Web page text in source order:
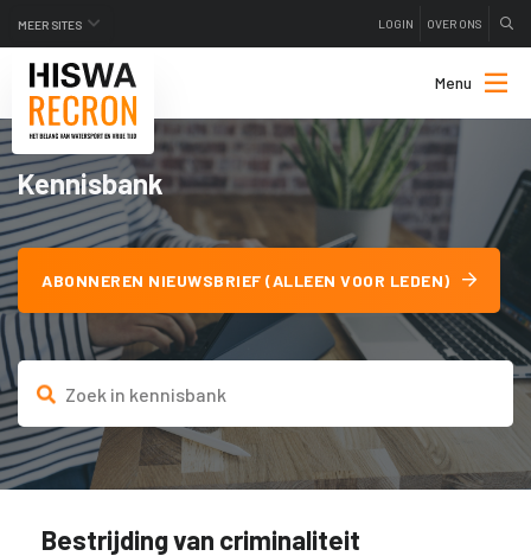
MEER SITES LOGIN OVER ONS
Menu
Kennisbank
ABONNEREN NIEUWSBRIEF (ALLEEN VOOR LEDEN)
Bestrijding van criminaliteit